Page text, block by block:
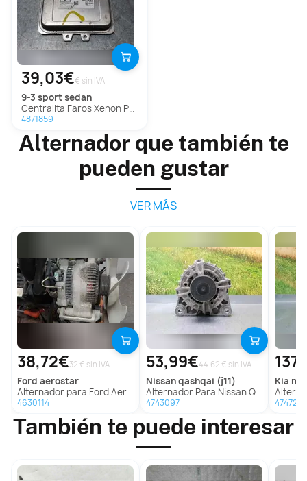
39,03€€ sin IVA
9-3 sport sedan
Centralita Faros Xenon Para Saab 9-3 Sport Sedán
4871859
Alternador que también te
pueden gustar
VER MÁS
38,72€32 € sin IVA
ford aerostar
Alternador para Ford Aerostar
4630114
53,99€44.62 € sin IVA
nissanqashqai (j11)
Alternador Para Nissan Qashqai
4743097
kia
También te puede interesar